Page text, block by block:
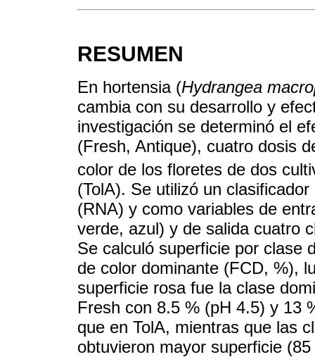
RESUMEN
En hortensia (Hydrangea
cambia con su desarrollo y
investigación se determinó el
(Fresh, Antique), cuatro dosis
color de los floretes de dos
(TolA). Se utilizó un
(RNA) y como variables de
verde, azul) y de salida cuatro
Se calculó superficie por clase
de color dominante (FCD, %),
superficie rosa fue la clase
Fresh con 8.5 % (pH 4.5) y 13
que en TolA, mientras que las
obtuvieron mayor superficie